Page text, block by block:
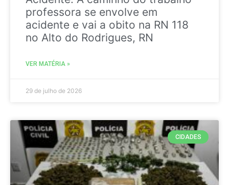
professora se envolve em
acidente e vai a obito na RN 118
no Alto do Rodrigues, RN
VER MATÉRIA »
29 de julho de 2026
CIDADES